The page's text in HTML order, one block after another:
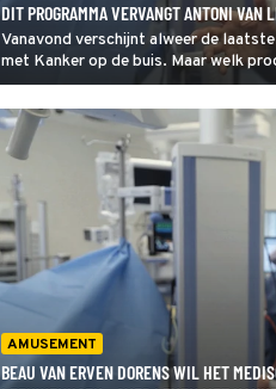
DIT PROGRAMMA VERVANGT ANTONI
Vanavond verschijnt alweer de
met Kanker op de buis. Maar welk
zochten het voor je uit.
AMUSEMENT
BEAU VAN ERVEN DORENS WIL HET